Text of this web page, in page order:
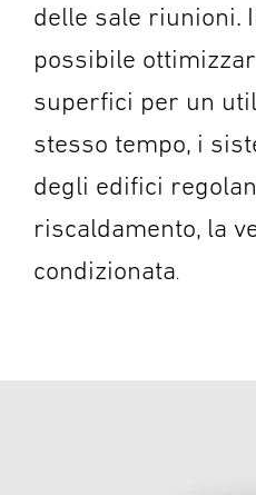
delle sale riunioni.
possibile
superfici per un
stesso tempo, i
degli edifici
riscaldamento, la
condizionata.